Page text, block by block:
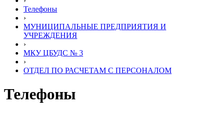
Телефоны
›
МУНИЦИПАЛЬНЫЕ ПРЕДПРИЯТИЯ И
УЧРЕЖДЕНИЯ
›
МКУ ЦБУДС № 3
›
ОТДЕЛ ПО РАСЧЕТАМ С ПЕРСОНАЛОМ
Телефоны